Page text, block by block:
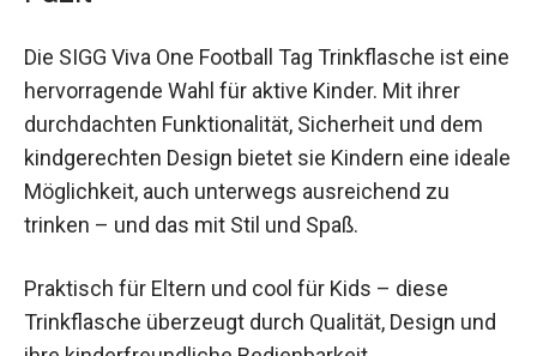
Fazit
Die SIGG Viva One Football Tag Trinkflasche ist
eine hervorragende Wahl für aktive Kinder. Mit
ihrer durchdachten Funktionalität, Sicherheit und
dem kindgerechten Design bietet sie Kindern
eine ideale Möglichkeit, auch unterwegs
ausreichend zu trinken – und das mit Stil und
Spaß.